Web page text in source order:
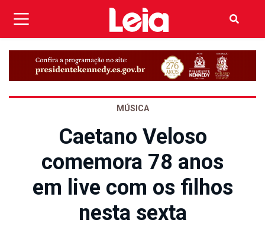
MÚSICA
Caetano Veloso
comemora 78 anos
em live com os filhos
nesta sexta